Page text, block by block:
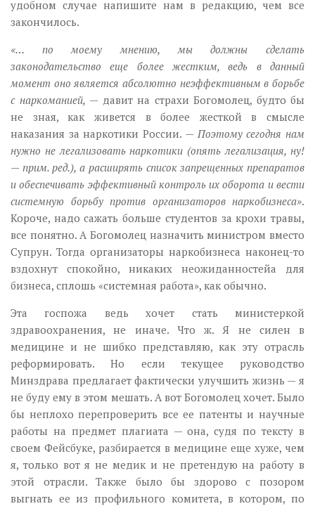
удобном случае напишите нам в редакцию, чем все
закончилось.
«… по моему мнению, мы должны сделать
законодательство еще более жестким, ведь в данный
момент оно является абсолютно неэффективным в борьбе
с наркоманией, — давит на страхи Богомолец, будто бы
не зная, как живется в более жесткой в смысле
наказания за наркотики России. — Поэтому сегодня нам
нужно не легализовать наркотики (опять легализация, ну!
— прим. ред.), а расширять список запрещенных препаратов
и обеспечивать эффективный контроль их оборота и вести
системную борьбу против организаторов наркобизнеса».
Короче, надо сажать больше студентов за крохи травы,
все понятно. А Богомолец назначить министром вместо
Супрун. Тогда организаторы наркобизнеса наконец-то
вздохнут спокойно, никаких неожиданностейa для
бизнеса, сплошь «системная работа», как обычно.
Эта госпожа ведь хочет стать министеркой
здравоохранения, не иначе. Что ж. Я не силен в
медицине и не шибко представляю, как эту отрасль
реформировать. Но если текущее руководство
Минздрава предлагает фактически улучшить жизнь — я
не буду ему в этом мешать. А вот Богомолец хочет. Было
бы неплохо перепроверить все ее патенты и научные
работы на предмет плагиата — она, судя по тексту в
своем Фейсбуке, разбирается в медицине еще хуже, чем
я, только вот я не медик и не претендую на работу в
этой отрасли. Также было бы здорово с позором
выгнать ее из профильного комитета, в котором, по